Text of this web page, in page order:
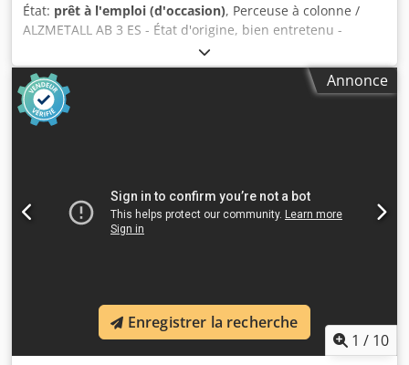
État: prêt à l'emploi (d'occasion), Perceuse à colonne /
ALZMETALL AB 3 ES - État d'origine, bien entretenu -
Capacité de perçage / acier max. 35 mm - Portée d'environ
280 mm - Dimensions de la table d'environ 600 x 470 mm -
Course de perçage d'environ 180 mm - Monture conique
MK 3 - Réglage de la vitesse à variation continue - Plage de
vitesse 65 - 1750 tr/min - Butée de profondeur de perçage
Dimensions : L x l x h 1,2 x 0,8 x 2 mètres / Poids d'environ
500 kg Sous réserve d'erreurs et d'omissions.
Annonce
1 / 10
Enregistrer la recherche